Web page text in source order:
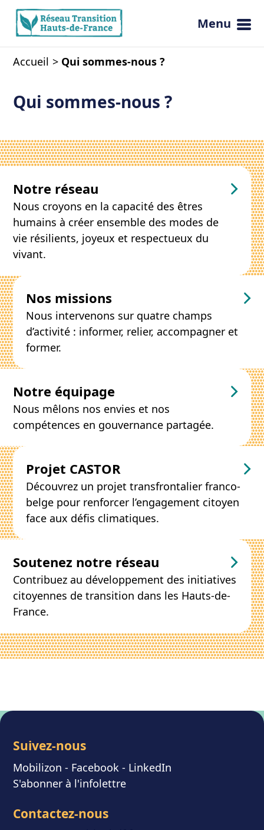
Ouvrir
Menu
Accueil Qui sommes-nous ?
Qui sommes-nous ?
Notre réseau
Nous croyons en la capacité des êtres
humains à créer ensemble des modes de
vie résilients, joyeux et respectueux du
vivant.
Nos missions
Nous intervenons sur quatre champs
d’activité : informer, relier, accompagner et
former.
Notre équipage
Nous mêlons nos envies et nos
compétences en gouvernance partagée.
Projet CASTOR
Découvrez un projet transfrontalier franco-
belge pour renforcer l’engagement citoyen
face aux défis climatiques.
Soutenez notre réseau
Contribuez au développement des initiatives
citoyennes de transition dans les Hauts-de-
France.
Suivez-nous
Mobilizon - Facebook - LinkedIn
S'abonner à l'infolettre
Contactez-nous